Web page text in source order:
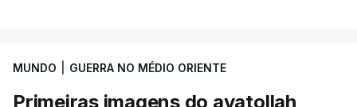
MUNDO GUERRA NO MÉDIO ORIENTE
Primeiras imagens do ayatollah